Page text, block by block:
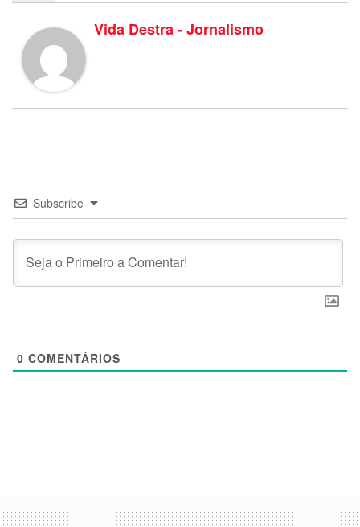
Vida Destra - Jornalismo
Subscribe
0 COMENTÁRIOS